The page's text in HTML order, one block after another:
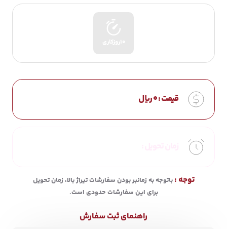
قیمت :0ریال
توجه :باتوجه به زمانبر بودن سفارشات تیراژ بالا، زمان تحویل
برای این سفارشات حدودی است.
راهنمای ثبت سفارش